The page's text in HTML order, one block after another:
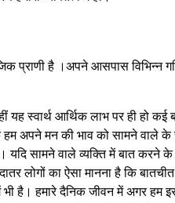
है ।अपने आसपास विभिन्न
स्वार्थ आर्थिक लाभ पर ही हो कई
हम अपने मन की भाव को सामने वाले
यदि सामने वाले व्यक्ति में बात करने
लोगों का ऐसा मानना है कि
है। हमारे दैनिक जीवन में अगर हम